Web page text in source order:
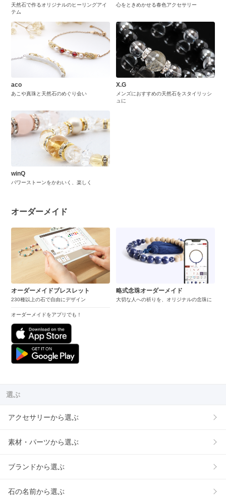
天然石で作るオリジナルのヒーリングアイ
テム
心をときめかせる春色アクセサリー
aco
あこや真珠と天然石のめぐり会い
X.G
メンズにおすすめの天然石をスタイリッシ
ュに
winQ
パワーストーンをかわいく、楽しく
オーダーメイド
オーダーメイドブレスレット
230種以上の石で自由にデザイン
オーダーメイドをアプリでも！
略式念珠オーダーメイド
大切な人への祈りを、オリジナルの念珠に
選ぶ
アクセサリーから選ぶ
素材・パーツから選ぶ
ブランドから選ぶ
石の名前から選ぶ